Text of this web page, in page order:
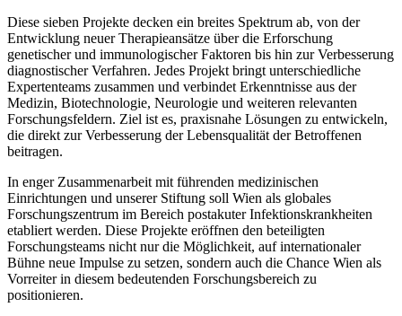
Diese sieben Projekte decken ein breites Spektrum ab, von der
Entwicklung neuer Therapieansätze über die Erforschung
genetischer und immunologischer Faktoren bis hin zur Verbesserung
diagnostischer Verfahren. Jedes Projekt bringt unterschiedliche
Expertenteams zusammen und verbindet Erkenntnisse aus der
Medizin, Biotechnologie, Neurologie und weiteren relevanten
Forschungsfeldern. Ziel ist es, praxisnahe Lösungen zu entwickeln,
die direkt zur Verbesserung der Lebensqualität der Betroffenen
beitragen.
In enger Zusammenarbeit mit führenden medizinischen
Einrichtungen und unserer Stiftung soll Wien als globales
Forschungszentrum im Bereich postakuter Infektionskrankheiten
etabliert werden. Diese Projekte eröffnen den beteiligten
Forschungsteams nicht nur die Möglichkeit, auf internationaler
Bühne neue Impulse zu setzen, sondern auch die Chance Wien als
Vorreiter in diesem bedeutenden Forschungsbereich zu
positionieren.